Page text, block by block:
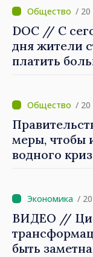
/ 20
DOC // С
дня жители
платить
/ 20
меры, чтобы
водного
/
ВИДЕО //
быть